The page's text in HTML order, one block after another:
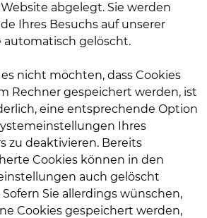
abgelegt. Sie werden
Ihres Besuchs auf unserer
automatisch gelöscht.
es nicht möchten, dass Cookies
Rechner gespeichert werden, ist
eine entsprechende Option
Ihres
zu deaktivieren. Bereits
Cookies können in den
auch gelöscht
Sie allerdings wünschen,
Cookies gespeichert werden,